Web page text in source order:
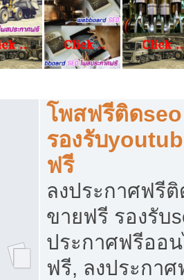
โพสฟรีติด
รองรับ
ฟรี
ลงประกาศฟรีติ
ขายฟรี รองรับ
ประกาศฟรีออ
ฟรี, ลงประกา